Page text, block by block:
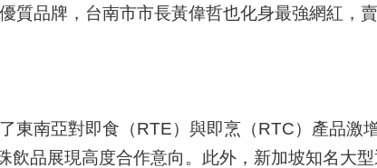
質品牌，台南市市長黃偉哲也化身最強網紅，
東南亞對即食（RTE）與即烹（RTC）產品激
品展現高度合作意向。此外，新加坡知名大